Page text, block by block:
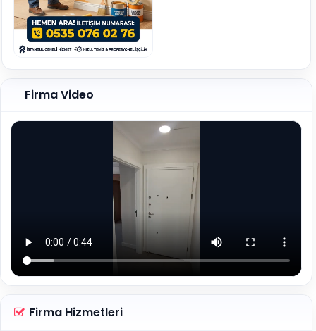
Firma Video
Firma Hizmetleri